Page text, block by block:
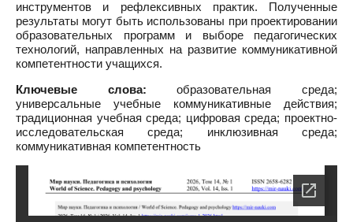
инструментов и рефлексивных практик. Полученные
результаты могут быть использованы при проектировании
образовательных программ и выборе педагогических
технологий, направленных на развитие коммуникативной
компетентности учащихся.
Ключевые слова: образовательная среда;
универсальные учебные коммуникативные действия;
традиционная учебная среда; цифровая среда; проектно-
исследовательская среда; инклюзивная среда;
коммуникативная компетентность